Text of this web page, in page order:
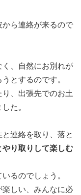
から連絡が来るので
、自然にお別れが
とするのです。
、出張先でのお土
た。
連絡を取り、落と
やり取りして楽しむ
るのでしょう。
しい、みんなに必